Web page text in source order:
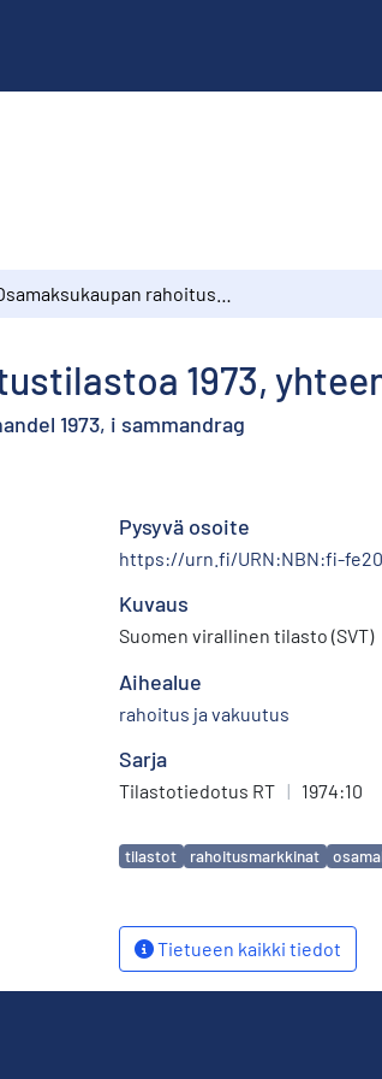
1973,
1973, i sammandrag
Pysyvä osoite
https://urn.fi/URN:NBN:fi-
Kuvaus
Suomen virallinen tilasto (SVT)
Aihealue
rahoitus ja vakuutus
Sarja
Tilastotiedotus RT | 1974:10
Avainsanat
tilastot rahoitusmarkkinat
Tietueen kaikki tiedot